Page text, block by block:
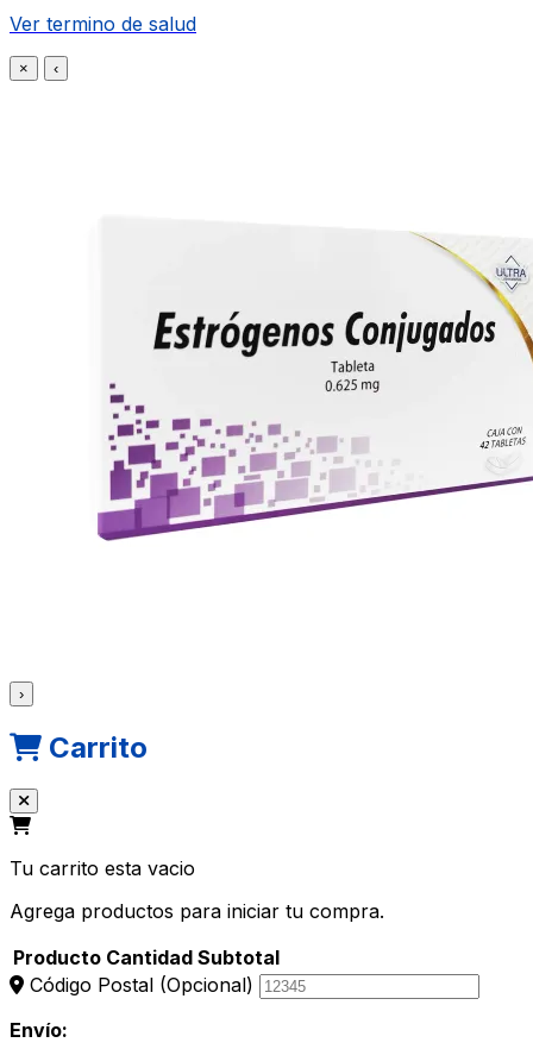
Ver termino de salud
× ‹
›
Carrito
Tu carrito esta vacio
Agrega productos para iniciar tu compra.
Producto Cantidad Subtotal
Código Postal (Opcional)
Envío: